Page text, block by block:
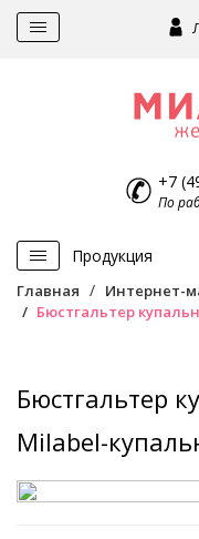
+7
По
Продукция
Главная Интернет-
Бюстгальтер
Бюстгальтер
Milabel-